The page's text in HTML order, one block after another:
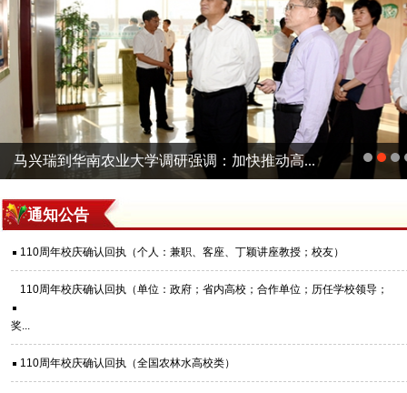
马兴瑞到华南农业大学调研强调：加快推动高...
通知公告
110周年校庆确认回执（个人：兼职、客座、丁颖讲座教授；校友）
110周年校庆确认回执（单位：政府；省内高校；合作单位；历任学校领导；
奖...
110周年校庆确认回执（全国农林水高校类）